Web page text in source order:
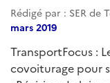
Le Japon se
décompte des
alors que les
probabilité de